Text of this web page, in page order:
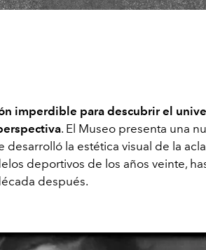
imperdible para descubrir el
. El Museo presenta una
la estética visual de la
deportivos de los años veinte,
después.